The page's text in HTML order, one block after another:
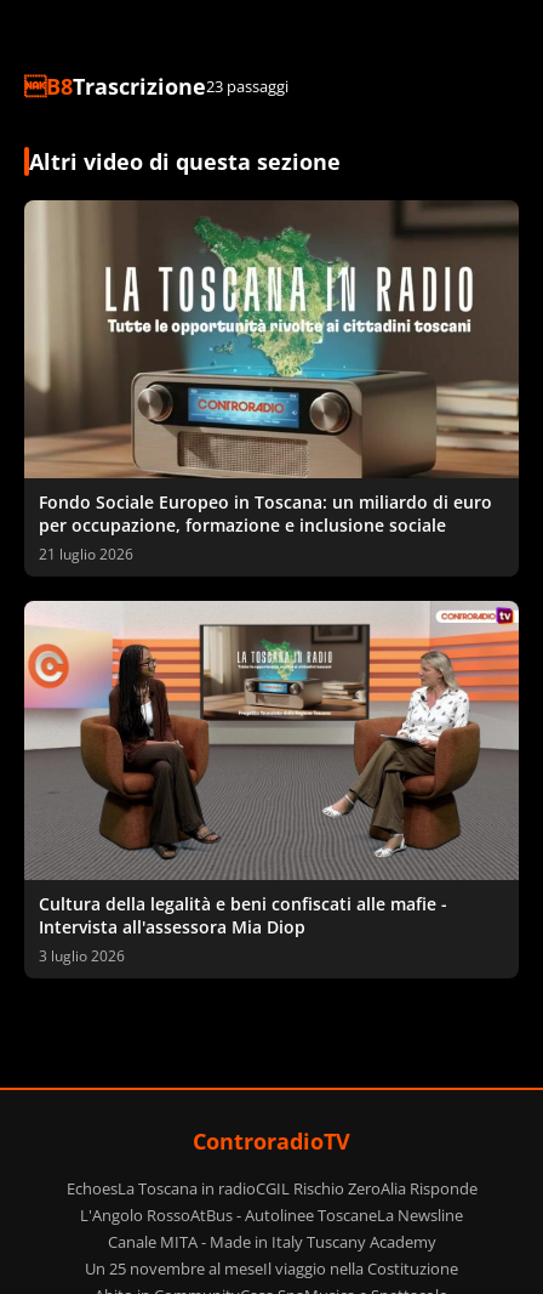
Trascrizione23 passaggi
Altri video di questa sezione
Fondo Sociale Europeo in Toscana: un miliardo di euro
per occupazione, formazione e inclusione sociale
21 luglio 2026
Cultura della legalità e beni confiscati alle mafie -
Intervista all'assessora Mia Diop
3 luglio 2026
ControradioTV
EchoesLa Toscana in radioCGIL Rischio ZeroAlia Risponde
L'Angolo RossoAtBus - Autolinee ToscaneLa Newsline
Canale MITA - Made in Italy Tuscany Academy
Un 25 novembre al meseIl viaggio nella Costituzione